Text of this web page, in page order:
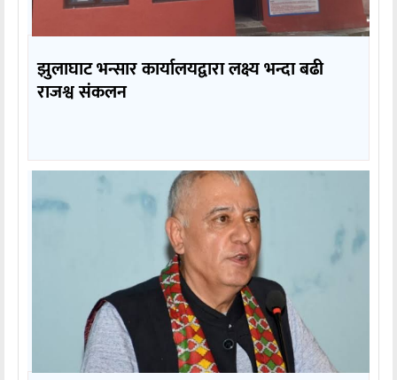
झुलाघाट भन्सार कार्यालयद्वारा लक्ष्य भन्दा बढी
राजश्व संकलन